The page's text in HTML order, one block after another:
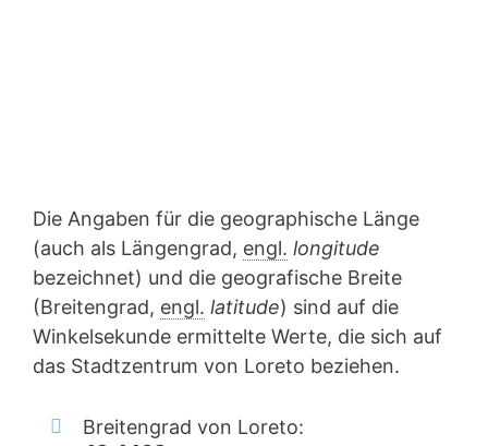
Die Angaben für die geographische Länge
(auch als Längengrad, engl. longitude
bezeichnet) und die geografische Breite
(Breitengrad, engl. latitude) sind auf die
Winkelsekunde ermittelte Werte, die sich auf
das Stadtzentrum von Loreto beziehen.
Breitengrad von Loreto: